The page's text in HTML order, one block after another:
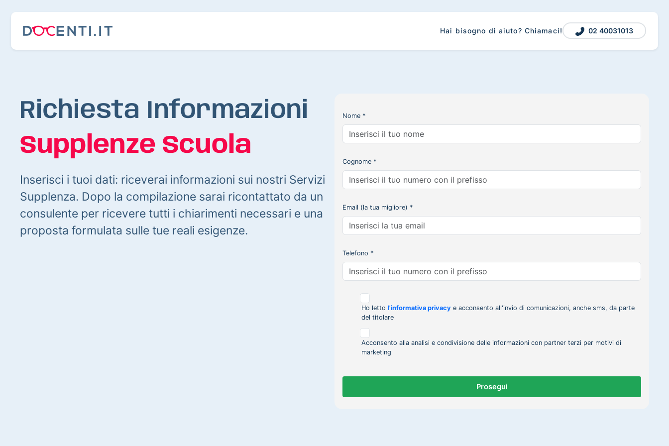
Hai bisogno di aiuto? Chiamaci! 02 40031013
Richiesta Informazioni
Supplenze Scuola
Inserisci i tuoi dati: riceverai informazioni sui nostri Servizi
Supplenza. Dopo la compilazione sarai ricontattato da un
consulente per ricevere tutti i chiarimenti necessari e una
proposta formulata sulle tue reali esigenze.
Nome *
Cognome *
Email (la tua migliore) *
Telefono *
Ho letto l'informativa privacy e acconsento all'invio di comunicazioni, anche sms, da parte
del titolare
Acconsento alla analisi e condivisione delle informazioni con partner terzi per motivi di
marketing